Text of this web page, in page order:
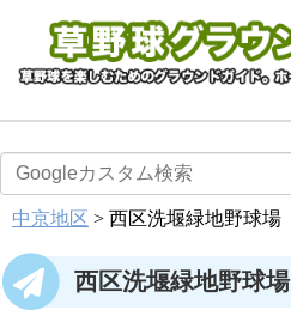
中京地区 > 西区洗堰緑地野球場
西区洗堰緑地野球場